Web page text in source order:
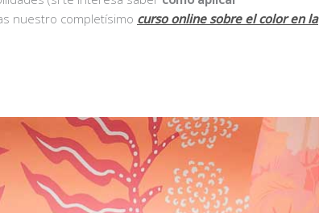
nuestro completísimo curso online sobre el color en la